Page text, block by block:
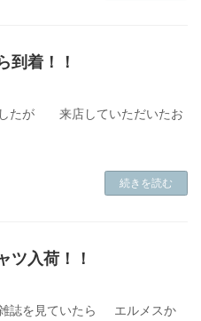
到着！！
たが 来店していただいたお
続きを読む
ツ入荷！！
を見ていたら エルメスか